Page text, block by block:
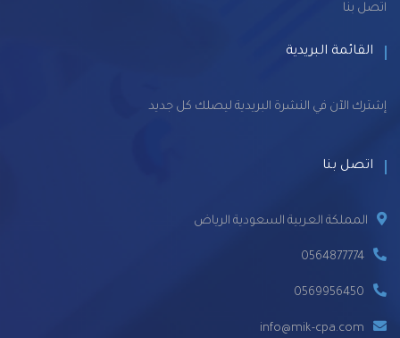
اتصل بنا
القائمة البريدية
إشترك الآن في النشرة البريدية ليصلك كل جديد
اتصل بنا
المملكة العربية السعودية الرياض
0564877774
0569956450
info@mik-cpa.com